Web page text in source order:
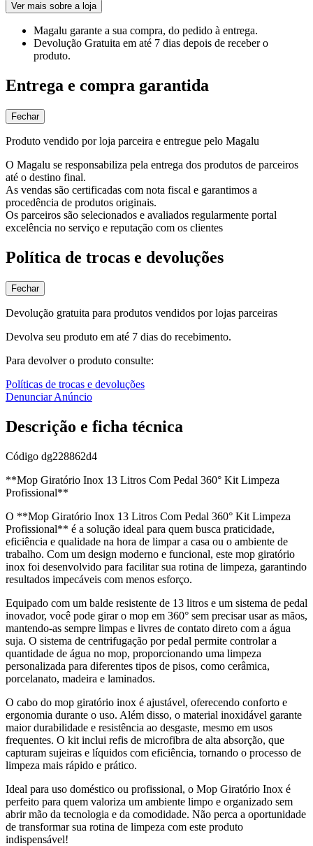
Ver mais sobre a loja
Magalu garante a sua compra, do pedido à entrega.
Devolução Gratuita em até 7 dias depois de receber o
produto.
Entrega e compra garantida
Fechar
Produto vendido por loja parceira e entregue pelo Magalu
O Magalu se responsabiliza pela entrega dos produtos de parceiros
até o destino final.
As vendas são certificadas com nota fiscal e garantimos a
procedência de produtos originais.
Os parceiros são selecionados e avaliados regularmente portal
excelência no serviço e reputação com os clientes
Política de trocas e devoluções
Fechar
Devolução gratuita para produtos vendidos por lojas parceiras
Devolva seu produto em até 7 dias do recebimento.
Para devolver o produto consulte:
Políticas de trocas e devoluções
Denunciar Anúncio
Descrição e ficha técnica
Código dg228862d4
**Mop Giratório Inox 13 Litros Com Pedal 360° Kit Limpeza
Profissional**
O **Mop Giratório Inox 13 Litros Com Pedal 360° Kit Limpeza
Profissional** é a solução ideal para quem busca praticidade,
eficiência e qualidade na hora de limpar a casa ou o ambiente de
trabalho. Com um design moderno e funcional, este mop giratório
inox foi desenvolvido para facilitar sua rotina de limpeza, garantindo
resultados impecáveis com menos esforço.
Equipado com um balde resistente de 13 litros e um sistema de pedal
inovador, você pode girar o mop em 360° sem precisar usar as mãos,
mantendo-as sempre limpas e livres de contato direto com a água
suja. O sistema de centrifugação por pedal permite controlar a
quantidade de água no mop, proporcionando uma limpeza
personalizada para diferentes tipos de pisos, como cerâmica,
porcelanato, madeira e laminados.
O cabo do mop giratório inox é ajustável, oferecendo conforto e
ergonomia durante o uso. Além disso, o material inoxidável garante
maior durabilidade e resistência ao desgaste, mesmo em usos
frequentes. O kit inclui refis de microfibra de alta absorção, que
capturam sujeiras e líquidos com eficiência, tornando o processo de
limpeza mais rápido e prático.
Ideal para uso doméstico ou profissional, o Mop Giratório Inox é
perfeito para quem valoriza um ambiente limpo e organizado sem
abrir mão da tecnologia e da comodidade. Não perca a oportunidade
de transformar sua rotina de limpeza com este produto
indispensável!